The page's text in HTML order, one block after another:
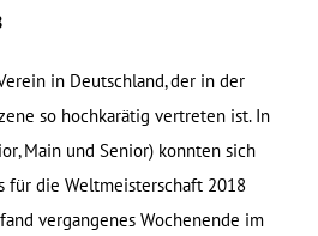
in Deutschland, der in der
so hochkarätig vertreten ist. In
Main und Senior) konnten sich
für die Weltmeisterschaft 2018
vergangenes Wochenende im